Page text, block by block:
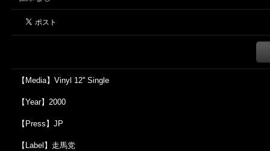
【Media】Vinyl 12'' Single
【Year】2000
【Press】JP
【Label】走馬党